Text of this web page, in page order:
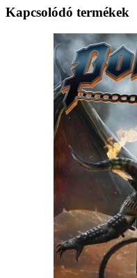
Kapcsolódó termékek